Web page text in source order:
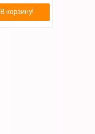
В корзину!